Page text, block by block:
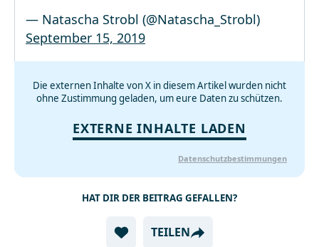
— Natascha Strobl (@Natascha_Strobl)
September 15, 2019
Die externen Inhalte von X in diesem Artikel wurden nicht
ohne Zustimmung geladen, um eure Daten zu schützen.
EXTERNE INHALTE LADEN
Datenschutzbestimmungen
HAT DIR DER BEITRAG GEFALLEN?
TEILEN